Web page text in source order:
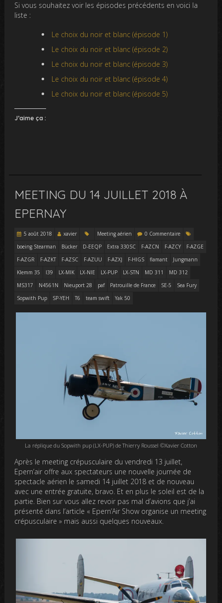
Si vous souhaitez voir les épisodes précédents en voici la
liste :
Le choix du noir et blanc (épisode 1)
Le choix du noir et blanc (épisode 2)
Le choix du noir et blanc (épisode 3)
Le choix du noir et blanc (épisode 4)
Le choix du noir et blanc (épisode 5)
J’aime ça :
MEETING DU 14 JUILLET 2018 À
EPERNAY
5 août 2018 xavier Meeting aérien
0 Commentaire
boeing Stearman
Bücker D-EEQP Extra 330SC F-AZCN F-AZCY
F-AZGE
F-AZGR
F-AZKT F-AZSC F-AZUU F-AZXJ F-HIGS flamant
Jungmann
Klemm 35
l39 LX-MIK LX-NIE LX-PUP LX-STN MD 311
MD 312
MS317
N4561N Nieuport 28 paf Patrouille de France SE-5
Sea Fury
Sopwith Pup
SP-YEH T6 team swift Yak 50
La réplique du Sopwith pup (LX-PUP) de Thierry Roussel ©Xavier Cotton
Après le meeting crépusculaire du vendredi 13 juillet,
Epern’air offre aux spectateurs une nouvelle journée de
spectacle aérien le samedi 14 juillet 2018 et de nouveau
avec une entrée gratuite, bravo. Et en plus le soleil est de la
partie. Bien sur vous allez revoir pas mal d’avions que j’ai
présenté dans l’article « Epern’Air Show organise un meeting
crépusculaire » mais aussi quelques nouveaux.